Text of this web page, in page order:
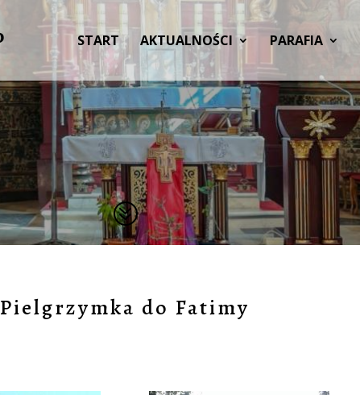
START AKTUALNOŚCI PARAFIA
?
Pielgrzymka do Fatimy